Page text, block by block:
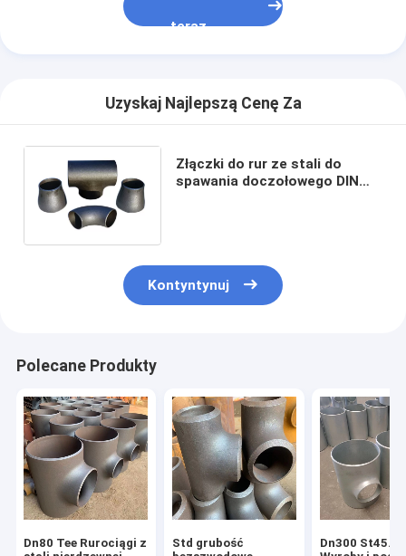
teraz
Uzyskaj Najlepszą Cenę Za
Złączki do rur ze stali do
spawania doczołowego DIN
Kontyntynuj
Polecane Produkty
Dn80 Tee Rurociągi z
Std grubość
Dn300 St45.8